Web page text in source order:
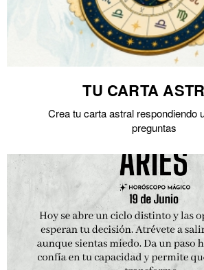
TU CARTA
Crea tu carta astral respondiendo
preguntas